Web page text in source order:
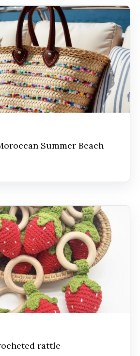
Summer Beach
rattle